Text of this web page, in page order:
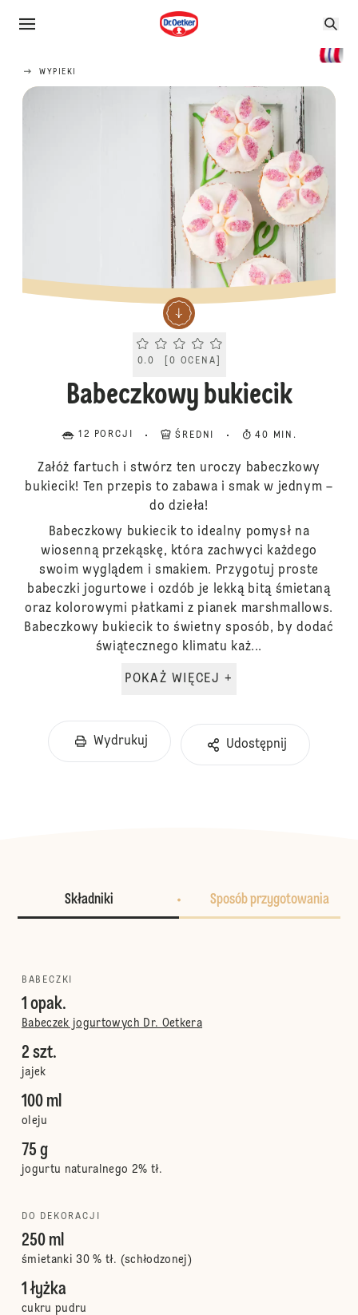
WYPIEKI
Current rating 0.0. Click to rate.
0.0 0 OCENA
Babeczkowy bukiecik
12 PORCJI ŚREDNI 40 MIN.
Załóż fartuch i stwórz ten uroczy babeczkowy
bukiecik! Ten przepis to zabawa i smak w jednym –
do dzieła!
Babeczkowy bukiecik to idealny pomysł na
wiosenną przekąskę, która zachwyci każdego
swoim wyglądem i smakiem. Przygotuj proste
babeczki jogurtowe i ozdób je lekką bitą śmietaną
oraz kolorowymi płatkami z pianek marshmallows.
Babeczkowy bukiecik to świetny sposób, by dodać
świątecznego klimatu każ...
POKAŻ WIĘCEJ +
Wydrukuj Udostępnij
Składniki Sposób przygotowania
BABECZKI
1 opak.
Babeczek jogurtowych Dr. Oetkera
2 szt.
jajek
100 ml
oleju
75 g
jogurtu naturalnego 2% tł.
DO DEKORACJI
250 ml
śmietanki 30 % tł. (schłodzonej)
1 łyżka
cukru pudru